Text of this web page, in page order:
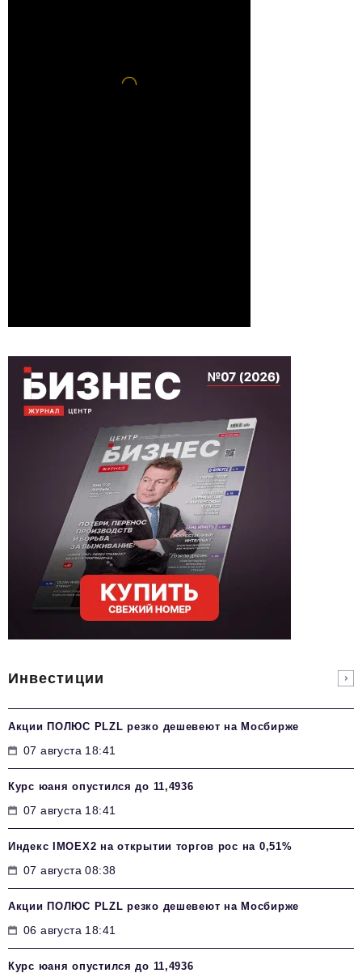
Инвестиции
Акции ПОЛЮС PLZL резко дешевеют на Мосбирже
07 августа 18:41
Курс юаня опустился до 11,4936
07 августа 18:41
Индекс IMOEX2 на открытии торгов рос на 0,51%
07 августа 08:38
Акции ПОЛЮС PLZL резко дешевеют на Мосбирже
06 августа 18:41
Курс юаня опустился до 11,4936